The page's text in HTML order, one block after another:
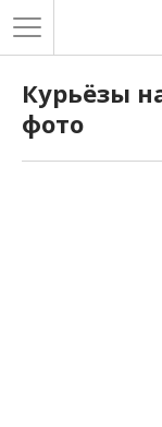
Курьёзы
фото